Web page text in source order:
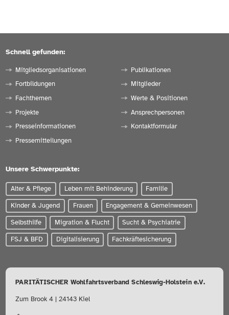
Schnell gefunden:
Mitgliedsorganisationen
Fortbildungen
Fachthemen
Projekte
Presseinformationen
Pressemitteilungen
Publikationen
Mitglieder
Werte & Positionen
Ansprechpersonen
Kontaktformular
Unsere Schwerpunkte:
Alter & Pflege Leben mit Behinderung Familie
Kinder & Jugend Frauen Engagement & Gemeinwesen
Selbsthilfe Migration & Flucht Sucht & Psychiatrie
FSJ & BFD Digitalisierung Fachkräftesicherung
PARITÄTISCHER Wohlfahrtsverband Schleswig-Holstein e.V.
Zum Brook 4 | 24143 Kiel